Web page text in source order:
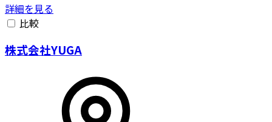
詳細を見る
比較
株式会社YUGA